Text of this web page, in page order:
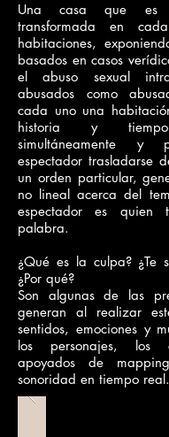
Una casa que es
transformada en
habitaciones,
basados en casos
el abuso sexual
abusados como
cada uno una
historia y
simultáneamente y
espectador trasladarse
un orden particular,
no lineal acerca del
espectador es quien
palabra.
¿Qué es la culpa? ¿Te
¿Por qué?
Son algunas de las
generan al realizar
sentidos, emociones y
los personajes, los
apoyados de
sonoridad en tiempo real.